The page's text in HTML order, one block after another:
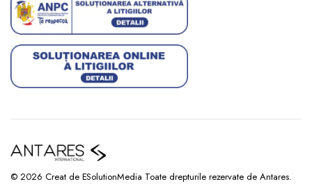
© 2026 Creat de ESolutionMedia Toate drepturile rezervate de Antares.